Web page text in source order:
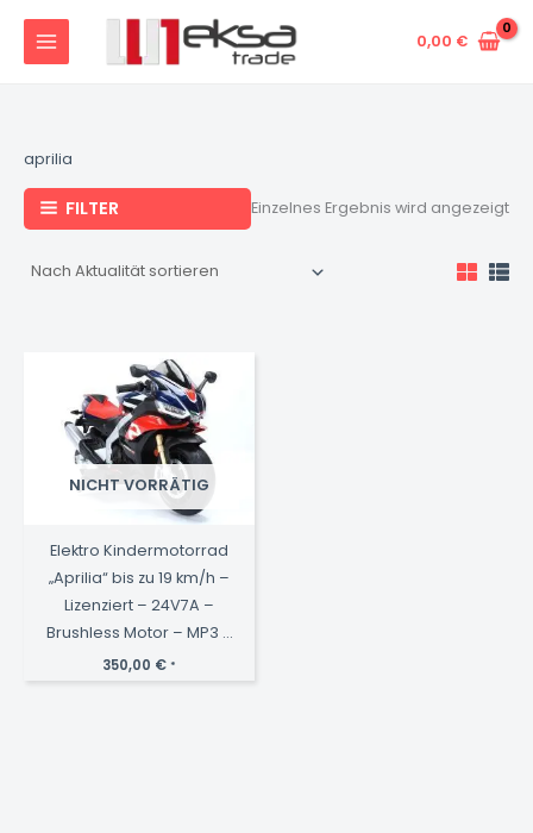
Inhalt
springen
0,00 €
aprilia
FILTER Einzelnes Ergebnis wird angezeigt
NICHT VORRÄTIG
Elektro Kindermotorrad
„Aprilia“ bis zu 19 km/h –
Lizenziert – 24V7A –
Brushless Motor – MP3 +
EVA+Ledersitz
350,00 € *